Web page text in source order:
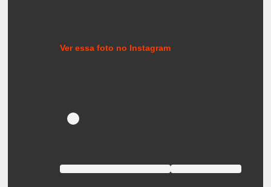
Ver essa foto no Instagram